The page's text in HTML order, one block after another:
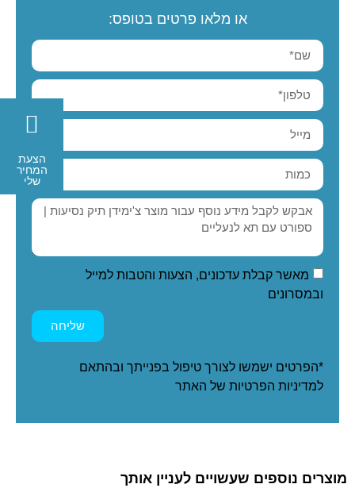
או מלאו פרטים בטופס:
מאשר קבלת עדכונים, הצעות והטבות למייל
ובמסרונים
שליחה
*הפרטים ישמשו לצורך טיפול בפנייתך ובהתאם
למדיניות הפרטיות של האתר
מוצרים נוספים שעשויים לעניין אותך
הצעת
המחיר
שלי